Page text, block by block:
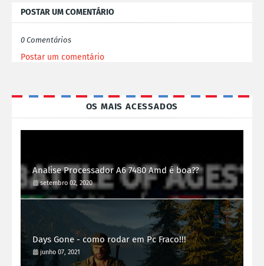
POSTAR UM COMENTÁRIO
0 Comentários
Postar um comentário
OS MAIS ACESSADOS
Analise Processador A6 7480 Amd é boa??
setembro 02, 2020
Days Gone - como rodar em Pc Fraco!!!
junho 07, 2021